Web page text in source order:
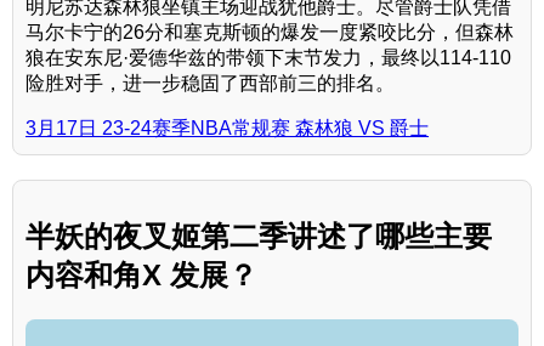
明尼苏达森林狼坐镇主场迎战犹他爵士。尽管爵士队凭借
马尔卡宁的26分和塞克斯顿的爆发一度紧咬比分，但森林
狼在安东尼·爱德华兹的带领下末节发力，最终以114-110
险胜对手，进一步稳固了西部前三的排名。
3月17日 23-24赛季NBA常规赛 森林狼 VS 爵士
半妖的夜叉姬第二季讲述了哪些主要
内容和角X 发展？